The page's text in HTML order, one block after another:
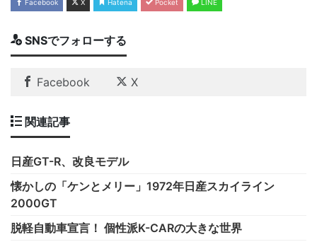
Facebook X Hatena Pocket LINE
SNSでフォローする
Facebook X
関連記事
日産GT-R、改良モデル
懐かしの「ケンとメリー」1972年日産スカイライン
2000GT
脱軽自動車宣言！ 個性派K-CARの大きな世界